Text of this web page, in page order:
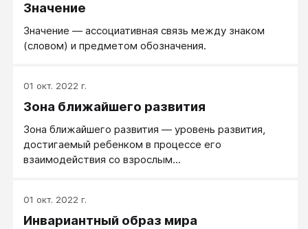
организации, благоприятные для добывания пищи,
наследственно передаваясь потомству,
укрепляются и накапливаются. Таким образом,
пережить более слабых и оставить потомство.
Значение
Значение — ассоциативная связь между знаком
(словом) и предметом обозначения.
01 окт. 2022 г.
Зона ближайшего развития
Зона ближайшего развития — уровень развития,
достигаемый ребенком в процессе его
взаимодействия со взрослым...
01 окт. 2022 г.
Инвариантный образ мира